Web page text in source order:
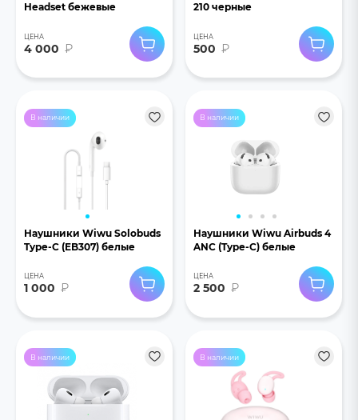
Headset бежевые
ЦЕНА
4 000 ₽
210 черные
ЦЕНА
500 ₽
В наличии
Наушники Wiwu Solobuds
Type-C (EB307) белые
ЦЕНА
1 000 ₽
В наличии
Наушники Wiwu Airbuds 4
ANC (Type-C) белые
ЦЕНА
2 500 ₽
В наличии В наличии